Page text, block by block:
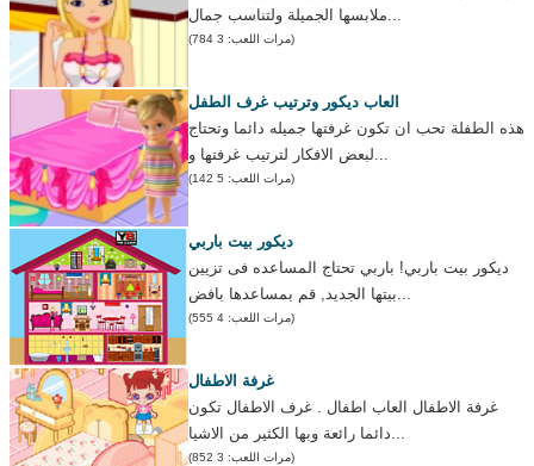
ملابسها الجميلة ولتناسب جمال...
(مرات اللعب: 3 784)
العاب ديكور وترتيب غرف الطفل
هذه الطفلة تحب ان تكون غرفتها جميله دائما وتحتاج
لبعض الافكار لترتيب غرفتها و...
(مرات اللعب: 5 142)
ديكور بيت باربي
ديكور بيت باربي! باربي تحتاج المساعده فى تزيين
بيتها الجديد, قم بمساعدها بافض...
(مرات اللعب: 4 555)
غرفة الاطفال
غرفة الاطفال العاب اطفال . غرف الاطفال تكون
دائما رائعة وبها الكثير من الاشيا...
(مرات اللعب: 3 852)